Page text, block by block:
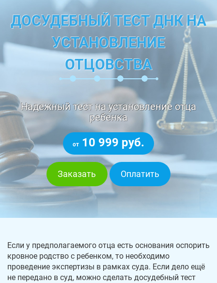
ДОСУДЕБНЫЙ ТЕСТ ДНК НА
УСТАНОВЛЕНИЕ
ОТЦОВСТВА
Надежный тест на установление отца
ребенка
от 10 999 руб.
Заказать Оплатить
Если у предполагаемого отца есть основания оспорить
кровное родство с ребенком, то необходимо
проведение экспертизы в рамках суда. Если дело ещё
не передано в суд, можно сделать досудебный тест